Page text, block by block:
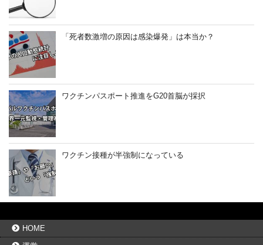
「死者数激増の原因は感染爆発」は本当か？
ワクチンパスポート推進をG20首脳が採択
ワクチン接種が半強制になっている
HOME